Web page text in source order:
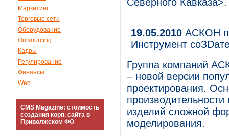
Маркетинг
Торговые сети
Оборудование
Outsourcing
Кадры
Регулирование
Финансы
Web
CMS Magazine: стоимость
создания корп. сайта в
Приволжском ФО
19.05.2010 АСКОН
Инструмент
Группа компаний
– новой версии
проектирования.
изделий сложной
моделирования.